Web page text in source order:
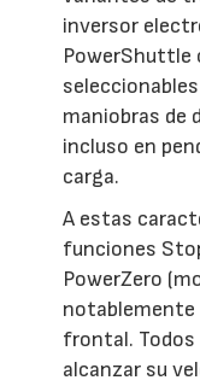
inversor
PowerShuttle
maniobras de
incluso en
carga.
A estas
funciones
PowerZero
notablemente
frontal. Todos
alcanzar su